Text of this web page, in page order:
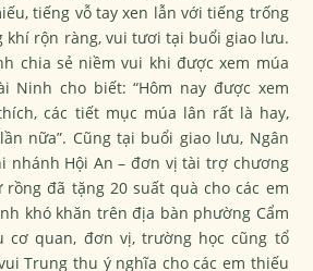
tiếng vỗ tay xen lẫn với tiếng trống
khí rộn ràng, vui tươi tại buổi giao lưu.
chia sẻ niềm vui khi được xem múa
Ninh cho biết: “Hôm nay được xem
các tiết mục múa lân rất là hay,
nữa”. Cũng tại buổi giao lưu, Ngân
nhánh Hội An – đơn vị tài trợ chương
đã tặng 20 suất quà cho các em
khó khăn trên địa bàn phường Cẩm
cơ quan, đơn vị, trường học cũng tổ
Trung thu ý nghĩa cho các em thiếu